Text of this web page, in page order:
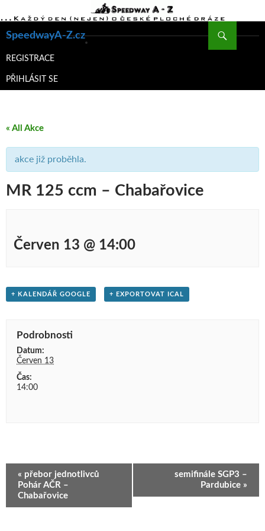
SpeedwayA-Z.cz
K
WEBU
REGISTRACE
PŘIHLÁSIT SE
« All Akce
akce již proběhla.
MR 125 ccm – Chabařovice
Červen 13 @ 14:00
+ KALENDÁŘ GOOGLE + EXPORTOVAT ICAL
Podrobnosti
Datum:
Červen 13
Čas:
14:00
Navigace
pro
Akce
« přebor jednotlivců
Pohár AČR –
Chabařovice
semifinále SGP3 –
Pardubice »